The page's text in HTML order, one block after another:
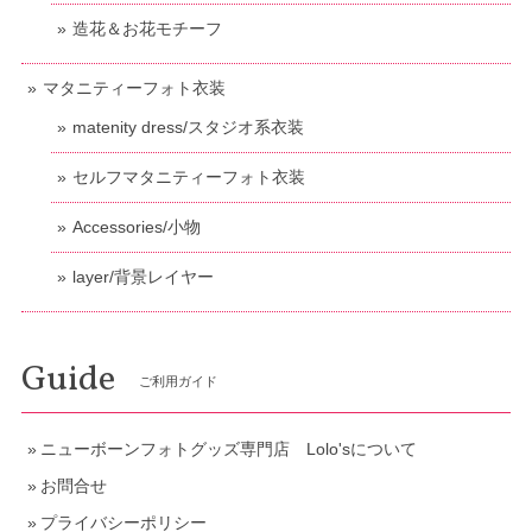
造花＆お花モチーフ
マタニティーフォト衣装
matenity dress/スタジオ系衣装
セルフマタニティーフォト衣装
Accessories/小物
layer/背景レイヤー
Guide ご利用ガイド
ニューボーンフォトグッズ専門店 Lolo'sについて
お問合せ
プライバシーポリシー